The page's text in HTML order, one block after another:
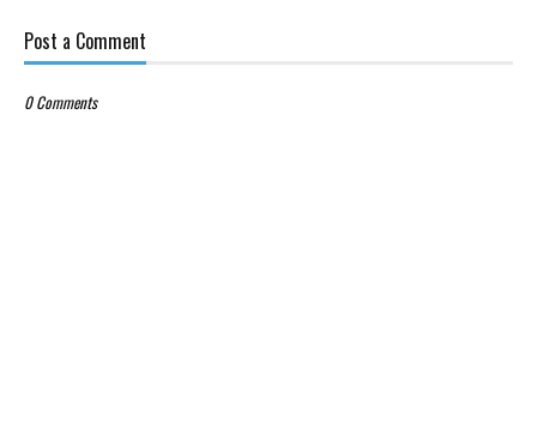
Post a Comment
0 Comments